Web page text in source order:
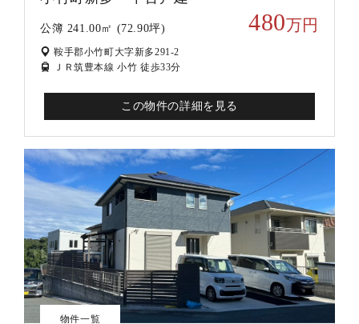
公簿 241.00㎡ (72.90坪) 480万円
鞍手郡小竹町大字新多291-2
ＪＲ筑豊本線 小竹 徒歩33分
この物件の詳細を見る
物件一覧